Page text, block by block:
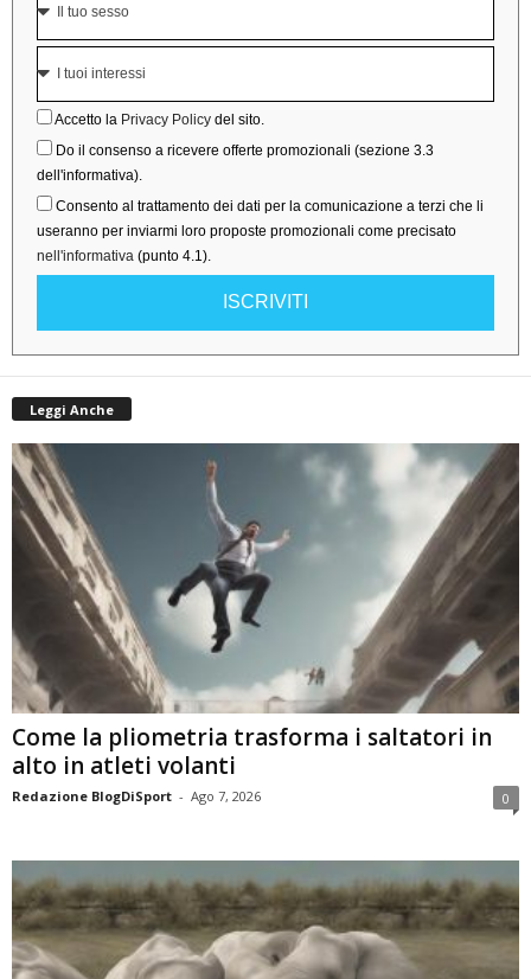
Accetto la Privacy Policy del sito.
Do il consenso a ricevere offerte promozionali (sezione 3.3
dell'informativa).
Consento al trattamento dei dati per la comunicazione a terzi che li
useranno per inviarmi loro proposte promozionali come precisato
nell'informativa (punto 4.1).
ISCRIVITI
Leggi Anche
Come la pliometria trasforma i saltatori in
alto in atleti volanti
Redazione BlogDiSport - Ago 7, 2026 0